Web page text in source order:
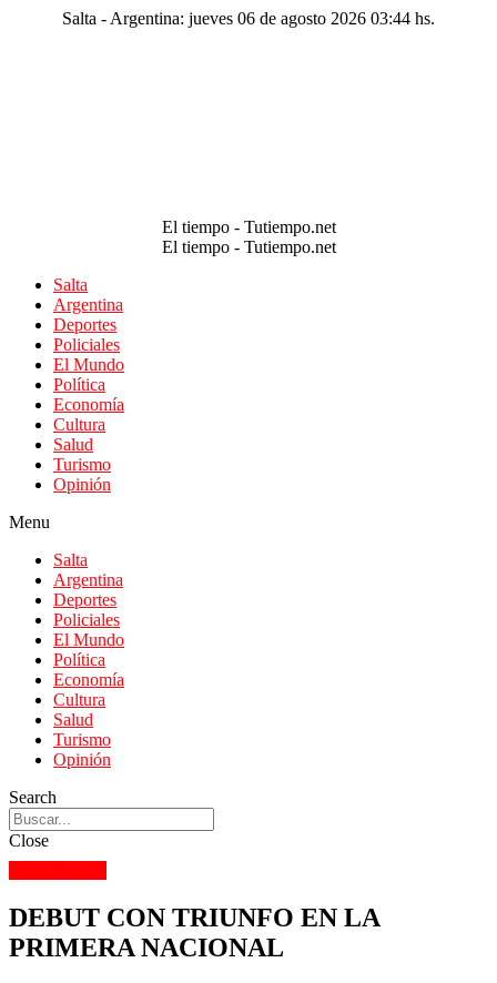
Salta - Argentina: jueves 06 de agosto 2026 03:44 hs.
El tiempo - Tutiempo.net
El tiempo - Tutiempo.net
Salta
Argentina
Deportes
Policiales
El Mundo
Política
Economía
Cultura
Salud
Turismo
Opinión
Menu
Salta
Argentina
Deportes
Policiales
El Mundo
Política
Economía
Cultura
Salud
Turismo
Opinión
Search
Close
DEBUT CON TRIUNFO EN LA
PRIMERA NACIONAL